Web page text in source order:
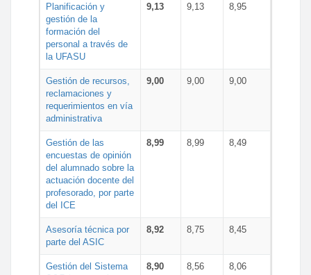
Planificación y
gestión de la
formación del
personal a través de
la UFASU
9,13 9,13 8,95
Gestión de recursos,
reclamaciones y
requerimientos en vía
administrativa
9,00 9,00 9,00
Gestión de las
encuestas de opinión
del alumnado sobre la
actuación docente del
profesorado, por parte
del ICE
8,99 8,99 8,49
Asesoría técnica por
parte del ASIC
8,92 8,75 8,45
Gestión del Sistema
8,90 8,56 8,06